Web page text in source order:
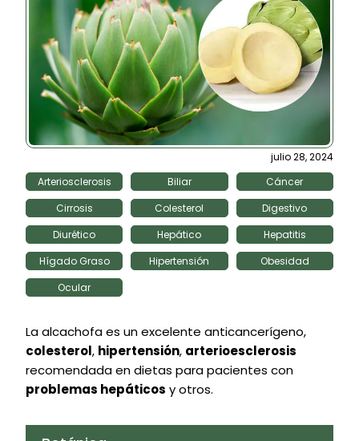
julio 28, 2024
Arteriosclerosis
Biliar
Cáncer
Cirrosis
Colesterol
Digestivo
Diurético
Hepático
Hepatitis
Hígado Graso
Hipertensión
Obesidad
Ocular
La alcachofa es un excelente anticancerígeno,
colesterol, hipertensión, arterioesclerosis
recomendada en dietas para pacientes con
problemas hepáticos y otros.